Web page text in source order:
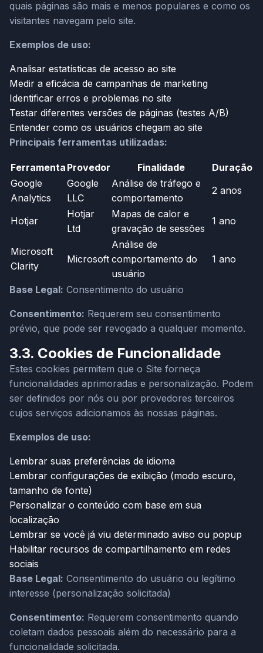
quais páginas são mais e menos populares e como os
visitantes navegam pelo site.
Exemplos de uso:
Analisar estatísticas de acesso ao site
Medir a eficácia de campanhas de marketing
Identificar erros e problemas no site
Testar diferentes versões de páginas (testes A/B)
Entender como os usuários chegam ao site
Principais ferramentas utilizadas:
Ferramenta Provedor Finalidade
Duração
Google
Analytics
Google
LLC
Análise de tráfego e
comportamento
2 anos
Hotjar
Hotjar
Ltd
Mapas de calor e
gravação de sessões
1 ano
Microsoft
Clarity
Microsoft
Análise de
comportamento do
usuário
1 ano
Base Legal: Consentimento do usuário
Consentimento: Requerem seu consentimento
prévio, que pode ser revogado a qualquer momento.
3.3. Cookies de Funcionalidade
Estes cookies permitem que o Site forneça
funcionalidades aprimoradas e personalização. Podem
ser definidos por nós ou por provedores terceiros
cujos serviços adicionamos às nossas páginas.
Exemplos de uso:
Lembrar suas preferências de idioma
Lembrar configurações de exibição (modo escuro,
tamanho de fonte)
Personalizar o conteúdo com base em sua
localização
Lembrar se você já viu determinado aviso ou popup
Habilitar recursos de compartilhamento em redes
sociais
Base Legal: Consentimento do usuário ou legítimo
interesse (personalização solicitada)
Consentimento: Requerem consentimento quando
coletam dados pessoais além do necessário para a
funcionalidade solicitada.